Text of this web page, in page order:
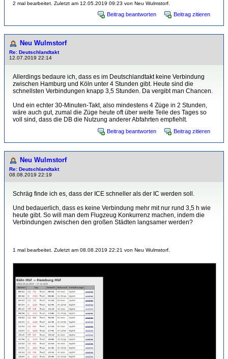
2 mal bearbeitet. Zuletzt am 12.05.2019 09:23 von Neu Wulmstorf.
Beitrag beantworten Beitrag zitieren
Neu Wulmstorf
Re: Deutschlandtakt
12.07.2019 22:14
Allerdings bedaure ich, dass es im Deutschlandtakt keine Verbindung
zwischen Hamburg und Köln unter 4 Stunden gibt. Heute sind die
schnellsten Verbindungen knapp 3,5 Stunden. Da vergibt man Chancen.
Und ein echter 30-Minuten-Takt, also mindestens 4 Züge in 2 Stunden,
wäre auch gut, zumal die Züge heute oft über weite Teile des Tages so
voll sind, dass die DB die Nutzung anderer Abfahrten empfiehlt.
Beitrag beantworten Beitrag zitieren
Neu Wulmstorf
Re: Deutschlandtakt
08.08.2019 22:19
Schräg finde ich es, dass der ICE schneller als der IC werden soll.
Und bedauerlich, dass es keine Verbindung mehr mit nur rund 3,5 h wie
heute gibt. So will man dem Flugzeug Konkurrenz machen, indem die
Verbindungen zwischen den großen Städten langsamer werden?
1 mal bearbeitet. Zuletzt am 08.08.2019 22:21 von Neu Wulmstorf.